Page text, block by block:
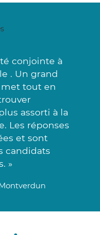
conjointe à
. Un grand
tout en
assorti à la
Les réponses
et sont
candidats
»